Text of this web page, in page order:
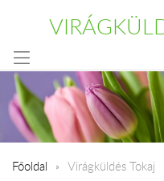
Főoldal Virágküldés Tokaj